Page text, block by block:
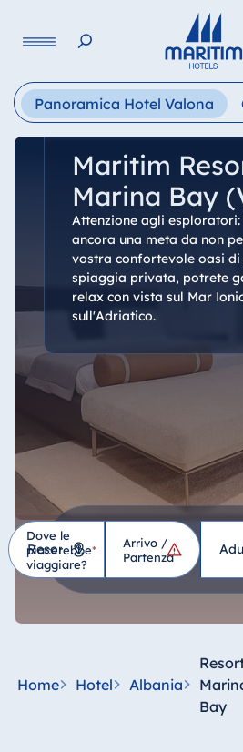
Deutsch English
Panoramica Hotel Valona
Maritim
Marina Bay
Attenzione agli esploratori:
ancora una meta da non
vostra confortevole oasi di
spiaggia privata, potrete
relax con vista sul Mar
sull'Adriatico.
Dove le
piacerebbe
viaggiare?
*
Hotel
Hotel Bad
Arrivo /
Partenza
Home Hotel Albania
Bay